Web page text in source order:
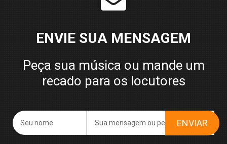
ENVIE SUA MENSAGEM
Peça sua música ou mande um
recado para os locutores
ENVIAR